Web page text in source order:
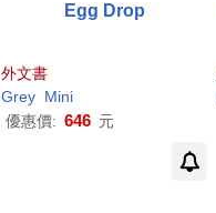
Egg Drop
外文書
Grey Mini
優惠價: 646 元